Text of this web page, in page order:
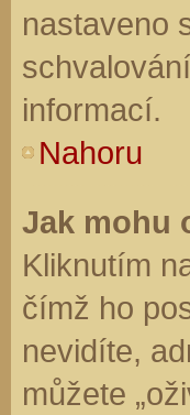
nastaveno
informací.
Nahoru
Jak mohu
Kliknutím
čímž ho
nevidíte,
můžete